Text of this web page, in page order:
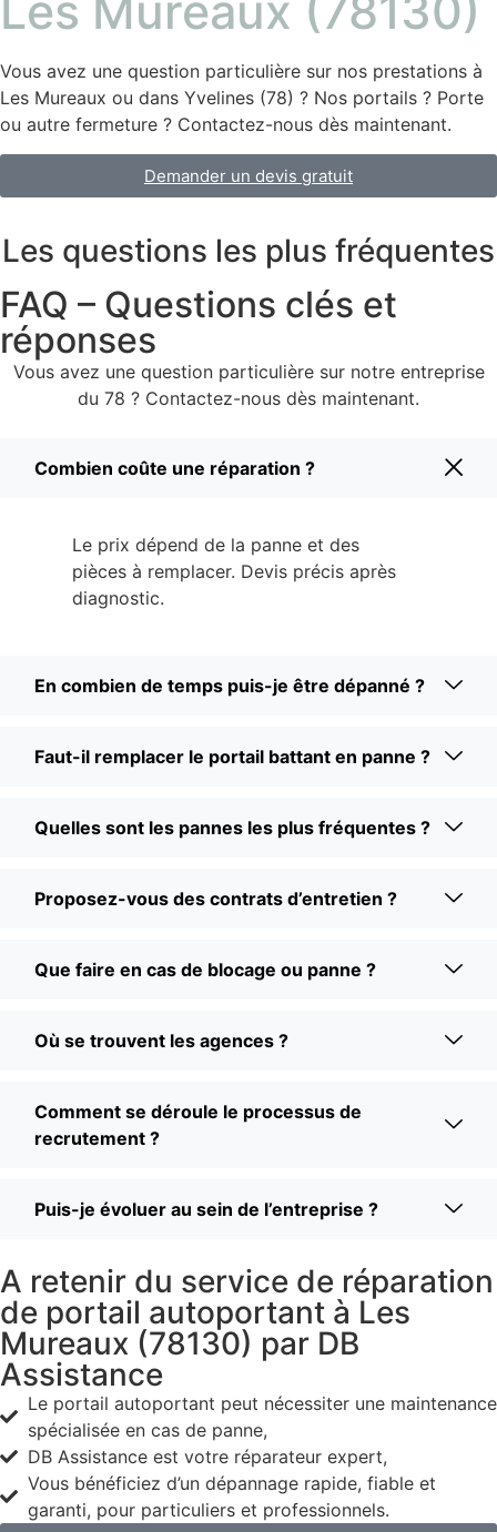
Vous avez une question particulière sur nos prestations à
Les Mureaux ou dans Yvelines (78) ? Nos portails ? Porte
ou autre fermeture ? Contactez-nous dès maintenant.
Demander un devis gratuit
Les questions les plus fréquentes
FAQ – Questions clés et
réponses
Vous avez une question particulière sur notre entreprise
du 78 ? Contactez-nous dès maintenant.
Combien coûte une réparation ?
Le prix dépend de la panne et des
pièces à remplacer. Devis précis après
diagnostic.
En combien de temps puis-je être dépanné ?
Faut-il remplacer le portail battant en panne ?
Quelles sont les pannes les plus fréquentes ?
Proposez-vous des contrats d’entretien ?
Que faire en cas de blocage ou panne ?
Où se trouvent les agences ?
Comment se déroule le processus de
recrutement ?
Puis-je évoluer au sein de l’entreprise ?
A retenir du service de réparation
de portail autoportant à Les
Mureaux (78130) par DB
Assistance
Le portail autoportant peut nécessiter une maintenance
spécialisée en cas de panne,
DB Assistance est votre réparateur expert,
Vous bénéficiez d’un dépannage rapide, fiable et
garanti, pour particuliers et professionnels.